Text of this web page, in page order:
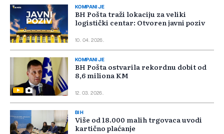
KOMPANIJE
BH Pošta traži lokaciju za veliki
logistički centar: Otvoren javni poziv
10. 04. 2026.
KOMPANIJE
BH Pošta ostvarila rekordnu dobit od
8,6 miliona KM
12. 03. 2026.
BIH
Više od 18.000 malih trgovaca uvodi
kartično plaćanje